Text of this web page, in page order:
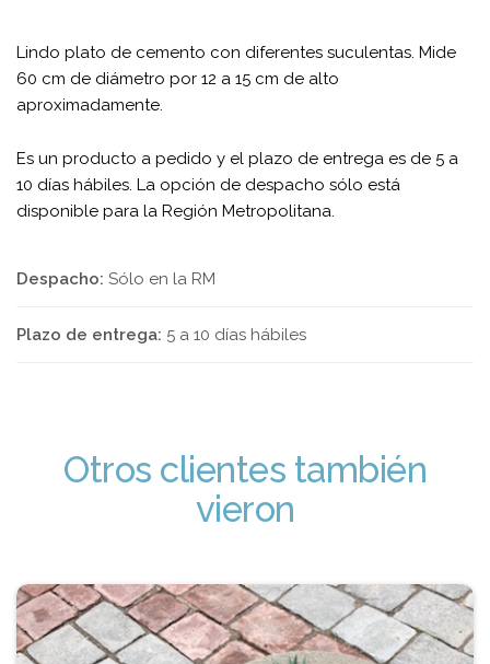
Lindo plato de cemento con diferentes suculentas. Mide
60 cm de diámetro por 12 a 15 cm de alto
aproximadamente.
Es un producto a pedido y el plazo de entrega es de 5 a
10 días hábiles. La opción de despacho sólo está
disponible para la Región Metropolitana.
Despacho: Sólo en la RM
Plazo de entrega: 5 a 10 días hábiles
Otros clientes también
vieron